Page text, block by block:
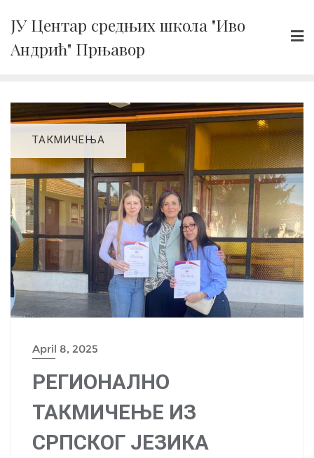
content
ЈУ Центар средњих школа "Иво
Андрић" Прњавор
ТАКМИЧЕЊА
April 8, 2025
РЕГИОНАЛНО
ТАКМИЧЕЊЕ ИЗ
СРПСКОГ ЈЕЗИКА